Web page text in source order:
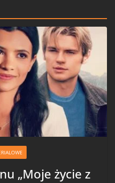
„Moje życie z